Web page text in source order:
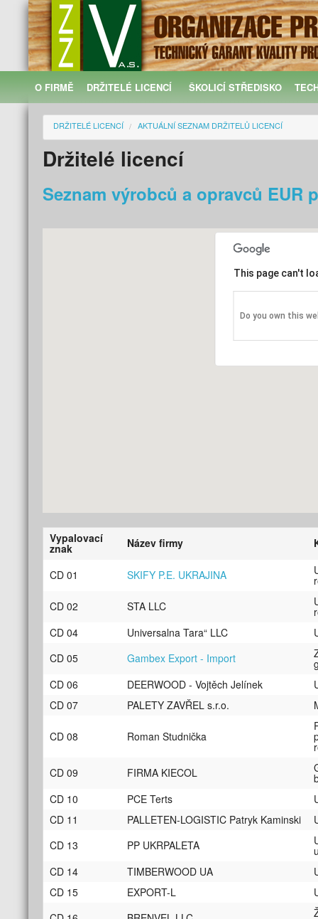
O FIRMĚ DRŽITELÉ LICENCÍ ŠKOLICÍ STŘEDISKO
DRŽITELÉ LICENCÍ AKTUÁLNÍ SEZNAM DRŽITELŮ LICENCÍ
Držitelé licencí
Seznam výrobců a opravců EUR
This page can't
Do you own this
Vypalovací
znak Název firmy
CD 01 SKIFY P.E. UKRAJINA
CD 02
STA LLC
CD 04
Universalna Tara“ LLC
CD 05
Gambex Export - Import
CD 06
DEERWOOD - Vojtěch Jelínek
CD 07
PALETY ZAVŘEL s.r.o.
CD 08 Roman Studnička
CD 09
FIRMA KIECOL
CD 10
PCE Terts
CD 11
PALLETEN-LOGISTIC Patryk Kaminski
CD 13
PP UKRPALETA
CD 14
TIMBERWOOD UA
CD 15
EXPORT-L